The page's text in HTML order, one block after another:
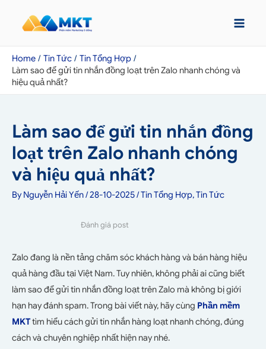
Home Tin Tức
Tin Tổng Hợp
Làm sao để gửi tin nhắn đồng loạt trên Zalo nhanh chóng và
hiệu quả nhất?
Làm sao để gửi tin nhắn đồng
loạt trên Zalo nhanh chóng
và hiệu quả nhất?
ByNguyễn Hải Yến/28-10-2025/Tin Tổng Hợp,Tin Tức
Đánh giá post
Zalo đang là nền tảng chăm sóc khách hàng và bán hàng hiệu
quả hàng đầu tại Việt Nam. Tuy nhiên, không phải ai cũng biết
làm sao để gửi tin nhắn đồng loạt trên Zalo mà không bị giới
hạn hay đánh spam. Trong bài viết này, hãy cùng Phần mềm
MKTtìm hiểu cách gửi tin nhắn hàng loạt nhanh chóng, đúng
cách và chuyên nghiệp nhất hiện nay nhé.